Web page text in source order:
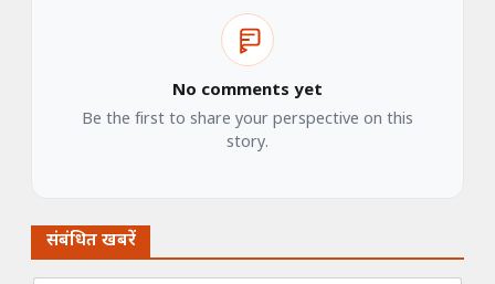
No comments yet
Be the first to share your perspective on this
story.
संबंधित खबरें